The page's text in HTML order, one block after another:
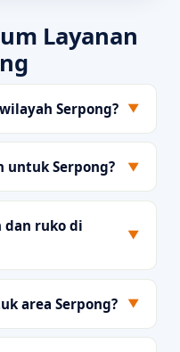
Layanan
Serpong? ▼
untuk Serpong? ▼
dan ruko di
▼
area Serpong? ▼